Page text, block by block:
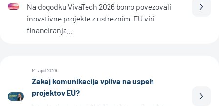
Na dogodku VivaTech 2026 bomo povezovali
inovativne projekte z ustreznimi EU viri
financiranja...
14. april 2026
Zakaj komunikacija vpliva na uspeh
projektov EU?